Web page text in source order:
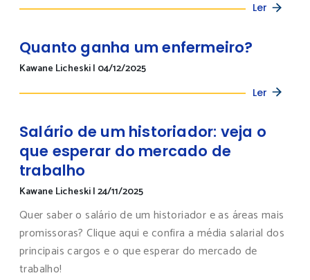
Ler
Quanto ganha um enfermeiro?
Kawane Licheski| 04/12/2025
Ler
Salário de um historiador: veja o
que esperar do mercado de
trabalho
Kawane Licheski|24/11/2025
Quer saber o salário de um historiador e as áreas mais
promissoras? Clique aqui e confira a média salarial dos
principais cargos e o que esperar do mercado de
trabalho!